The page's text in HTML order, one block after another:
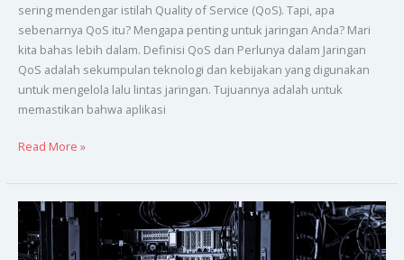
sering mendengar istilah Quality of Service (QoS). Tapi, apa
sebenarnya QoS itu? Mengapa penting untuk jaringan Anda? Mari
kita bahas lebih dalam. Definisi QoS dan Perlunya dalam Jaringan
QoS adalah sekumpulan teknologi dan kebijakan yang digunakan
untuk mengelola lalu lintas jaringan. Tujuannya adalah untuk
memastikan bahwa aplikasi
Read More »
Memperkuat
Keamanan
Server